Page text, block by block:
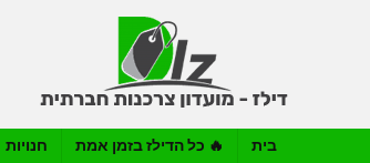
בית 🔥 כל הדילז בזמן אמת חנויות